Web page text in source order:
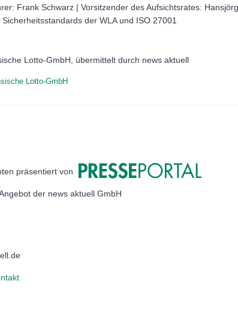
Frank Schwarz | Vorsitzender des Aufsichtsrates:
der WLA und ISO 27001
Lotto-GmbH, übermittelt durch news aktuell
Lotto-GmbH
präsentiert von
der news aktuell GmbH